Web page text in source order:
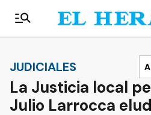
JUDICIALES
La Justicia local
Julio Larrocca